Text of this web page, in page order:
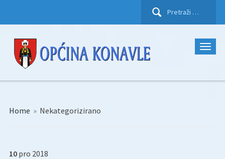
Pretraži:
Home » Nekategorizirano
10 pro 2018